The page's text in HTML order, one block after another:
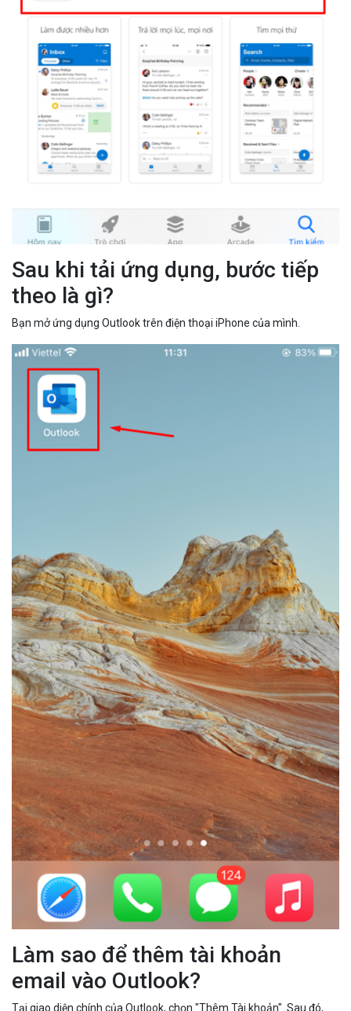
Sau khi tải ứng dụng, bước tiếp
theo là gì?
Bạn mở ứng dụng Outlook trên điện thoại iPhone của mình.
Làm sao để thêm tài khoản
email vào Outlook?
Tại giao diện chính của Outlook, chọn "Thêm Tài khoản". Sau đó,